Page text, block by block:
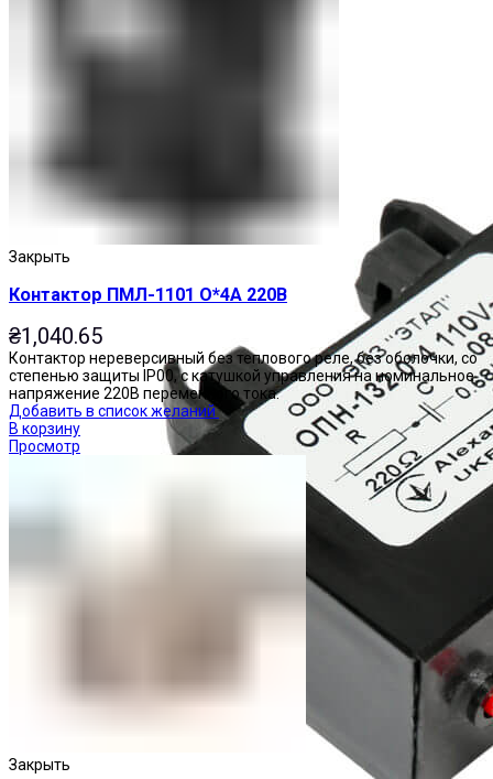
Закрыть
Контактор ПМЛ-1101 О*4А 220В
₴1,040.65
Контактор нереверсивный без теплового реле, без оболочки, со
степенью защиты IP00, с катушкой управления на номинальное
напряжение 220В переменного тока.
Добавить в список желаний
В корзину
Просмотр
Закрыть